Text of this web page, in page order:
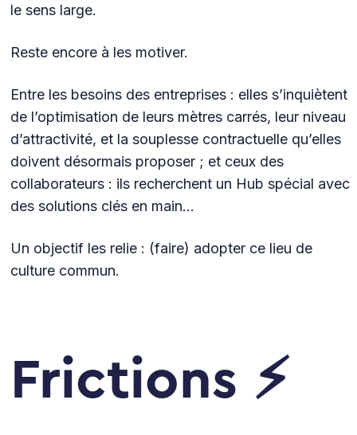
le sens large.
Reste encore à les motiver.
Entre les besoins des entreprises : elles s’inquiètent
de l’optimisation de leurs mètres carrés, leur niveau
d’attractivité, et la souplesse contractuelle qu’elles
doivent désormais proposer ; et ceux des
collaborateurs : ils recherchent un Hub spécial avec
des solutions clés en main…
Un objectif les relie : (faire) adopter ce lieu de
culture commun.
Frictions ⚡